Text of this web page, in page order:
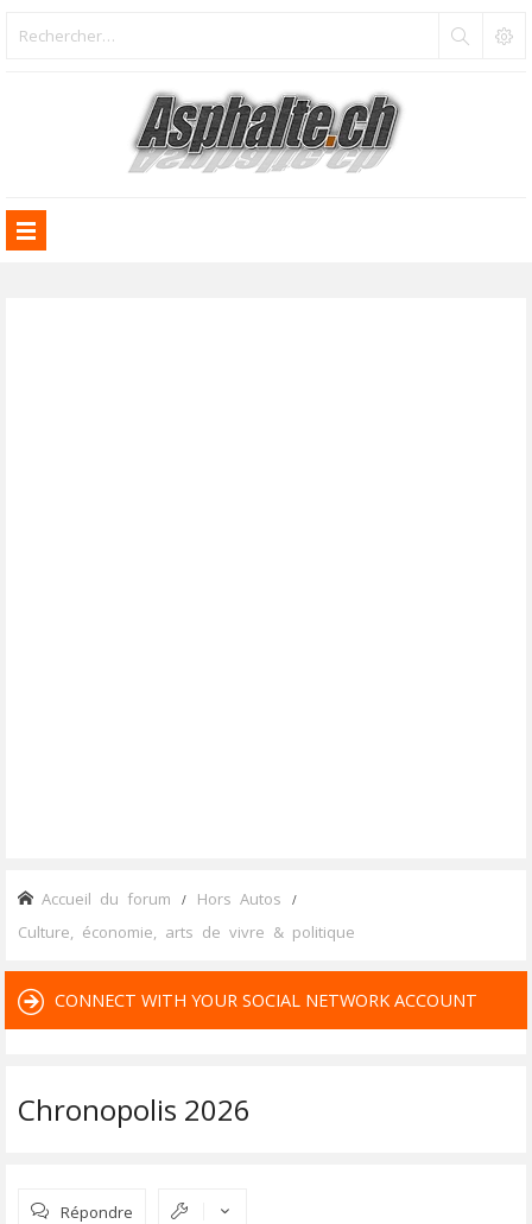
Accueil du forum Hors Autos
Culture, économie, arts de vivre & politique
CONNECT WITH YOUR SOCIAL NETWORK ACCOUNT
Chronopolis 2026
Répondre